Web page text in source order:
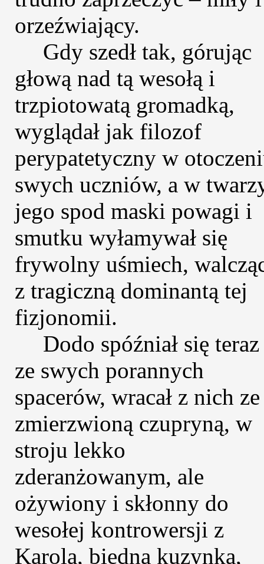
orzeźwiający.
Gdy szedł tak, górując
głową nad tą wesołą i
trzpiotowatą gromadką,
wyglądał jak filozof
perypatetyczny w
swych uczniów, a w
jego spod maski powagi i
smutku wyłamywał się
frywolny uśmiech,
z tragiczną dominantą tej
fizjonomii.
Dodo spóźniał się teraz
ze swych porannych
spacerów, wracał z nich ze
zmierzwioną czupryną, w
stroju lekko
zderanżowanym, ale
ożywiony i skłonny do
wesołej kontrowersji z
Karolą, biedną kuzynką,